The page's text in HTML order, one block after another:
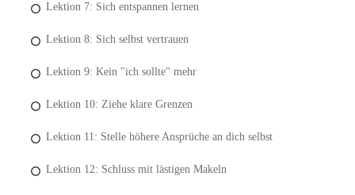
Lektion 7: Sich entspannen lernen
Lektion 8: Sich selbst vertrauen
Lektion 9: Kein "ich sollte" mehr
Lektion 10: Ziehe klare Grenzen
Lektion 11: Stelle höhere Ansprüche an dich selbst
Lektion 12: Schluss mit lästigen Makeln